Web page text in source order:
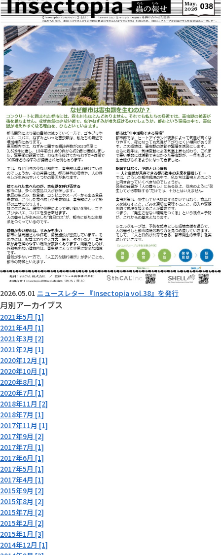
2026.05.01 ニュースレター 『Insectopia vol.38』を発行
月別アーカイブス
2021年5月 [1]
2021年4月 [1]
2021年3月 [2]
2021年2月 [1]
2020年12月 [1]
2020年10月 [1]
2020年8月 [1]
2020年7月 [1]
2018年11月 [2]
2018年7月 [1]
2017年11月 [1]
2017年9月 [2]
2017年7月 [1]
2017年6月 [1]
2017年5月 [1]
2017年4月 [1]
2015年9月 [2]
2015年8月 [2]
2015年7月 [2]
2015年2月 [2]
2015年1月 [3]
2014年12月 [1]